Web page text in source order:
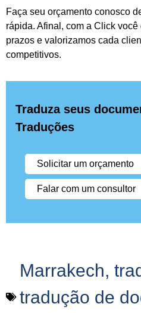
Faça seu orçamento conosco
rápida. Afinal, com a Click
prazos e valorizamos cada
competitivos.
Traduza seus
Traduções
Solicitar um orçamento
Falar com um consultor
Marrakech,
tradução de